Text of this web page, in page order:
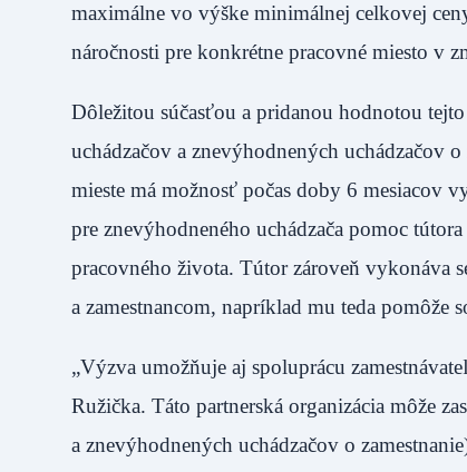
maximálne vo výške minimálnej celkovej
náročnosti pre konkrétne pracovné miesto v
Dôležitou súčasťou a pridanou hodnotou
uchádzačov a znevýhodnených uchádzačov
mieste má možnosť počas doby 6 mesiacov
pre znevýhodneného uchádzača pomoc
pracovného života. Tútor zároveň vykonáva
a zamestnancom, napríklad mu teda pomôže
„Výzva umožňuje aj spoluprácu
Ružička. Táto partnerská organizácia môže
a znevýhodnených uchádzačov o